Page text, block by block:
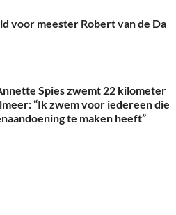
voor meester Robert van de Da
Spies zwemt 22 kilometer
“Ik zwem voor iedereen die
te maken heeft”